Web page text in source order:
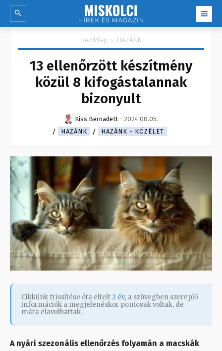
Kezdőlap HAZÁNK
13 ellenőrzött készítmény
közül 8 kifogástalannak
bizonyult
Kiss Bernadett - 2024.08.05.
HAZÁNK
HAZÁNK - KÖZÉLET
Cikkünk frissítése óta eltelt2 év, a szövegben szereplő
információk a megjelenéskor pontosak voltak, de
mára elavulhattak.
A nyári szezonális ellenőrzés folyamán a macskák